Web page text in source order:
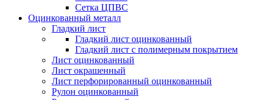
Сетка ЦПВС
Оцинкованный металл
Гладкий лист
Гладкий лист оцинкованный
Гладкий лист с полимерным покрытием
Лист оцинкованный
Лист окрашенный
Лист перфорированный оцинкованный
Рулон оцинкованный